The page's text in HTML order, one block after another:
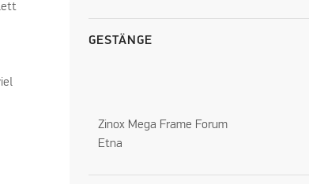
GESTÄNGE
Zinox Mega Frame Forum
Etna